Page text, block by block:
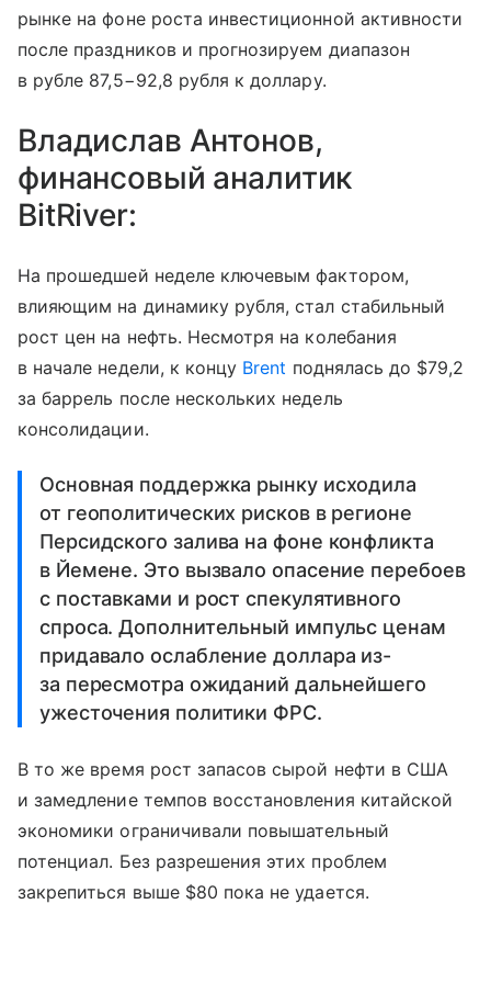
рынке на фоне роста инвестиционной активности
после праздников и прогнозируем диапазон
в рубле 87,5−92,8 рубля к доллару.
Владислав Антонов,
финансовый аналитик
BitRiver:
На прошедшей неделе ключевым фактором,
влияющим на динамику рубля, стал стабильный
рост цен на нефть. Несмотря на колебания
в начале недели, к концу Brent поднялась до $79,2
за баррель после нескольких недель
консолидации.
Основная поддержка рынку исходила
от геополитических рисков в регионе
Персидского залива на фоне конфликта
в Йемене. Это вызвало опасение перебоев
с поставками и рост спекулятивного
спроса. Дополнительный импульс ценам
придавало ослабление доллара из-
за пересмотра ожиданий дальнейшего
ужесточения политики ФРС.
В то же время рост запасов сырой нефти в США
и замедление темпов восстановления китайской
экономики ограничивали повышательный
потенциал. Без разрешения этих проблем
закрепиться выше $80 пока не удается.